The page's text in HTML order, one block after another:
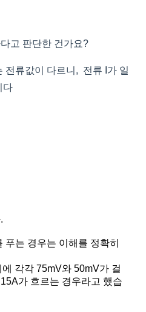
고 판단한 건가요?
전류값이 다르니, 전류 I가 일
다
는 경우는 이해를 정확히
각각 75mV와 50mV가 걸
가 흐르는 경우라고 했습